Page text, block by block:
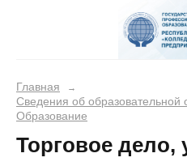
Главная →
Сведения об образовательной
Образование
Торговое дело,